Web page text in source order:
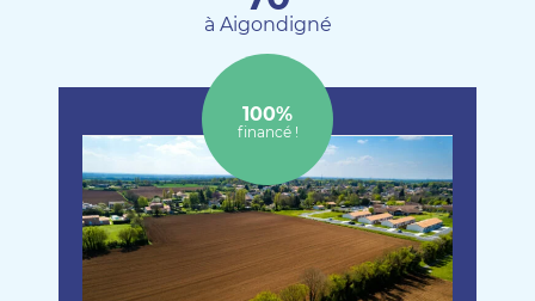
à Aigondigné
100%
financé !